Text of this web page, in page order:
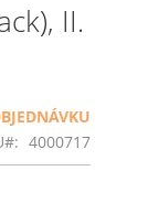
II.
4000717